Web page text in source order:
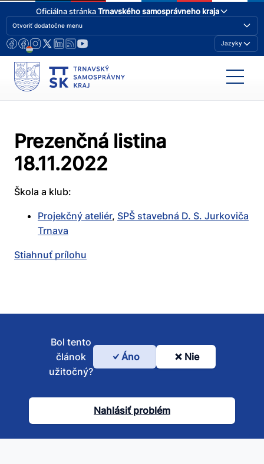
Oficiálna stránkaTrnavského samosprávneho kraja
Otvoriť dodatočne menu
Jazyky
Prezenčná listina
18.11.2022
Škola a klub:
Projekčný ateliér, SPŠ stavebná D. S. Jurkoviča
Trnava
Stiahnuť prílohu
Bol
článok
užitočný?
Bol tento
článok
užitočný?
Áno Nie
Nahlásiť problém